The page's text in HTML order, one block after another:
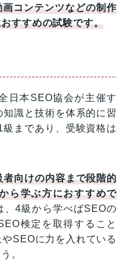
コンテンツなどの制作
すすめの試験です。
日本SEO協会が主催す
識と技術を体系的に習
まであり、受験資格は
向けの内容まで段階的
ら学ぶ方におすすめで
、4級から学べばSEOの
検定を取得すること
SEOに力を入れている
。